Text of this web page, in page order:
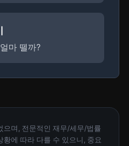
마 뗄까?
으며, 전문적인 재무/세무/법률
에 따라 다를 수 있으니, 중요